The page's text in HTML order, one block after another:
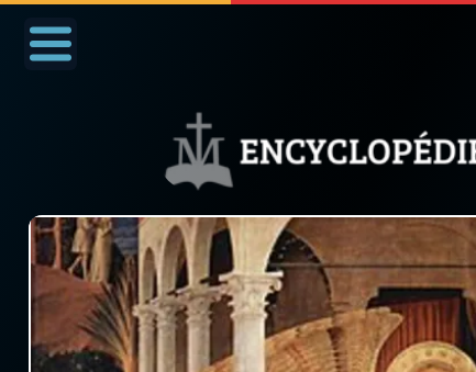
Nous soutenir À propos Facebook
Prier au quotidien
Avec Thérèse de Lisieux
◼︎À la une
1000 Raisons de Croire